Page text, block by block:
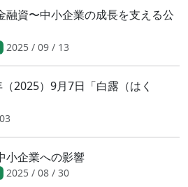
融資〜中小企業の成長を支える公
2025 / 09 / 13
2025）9月7日「白露（はく
小企業への影響
2025 / 08 / 30